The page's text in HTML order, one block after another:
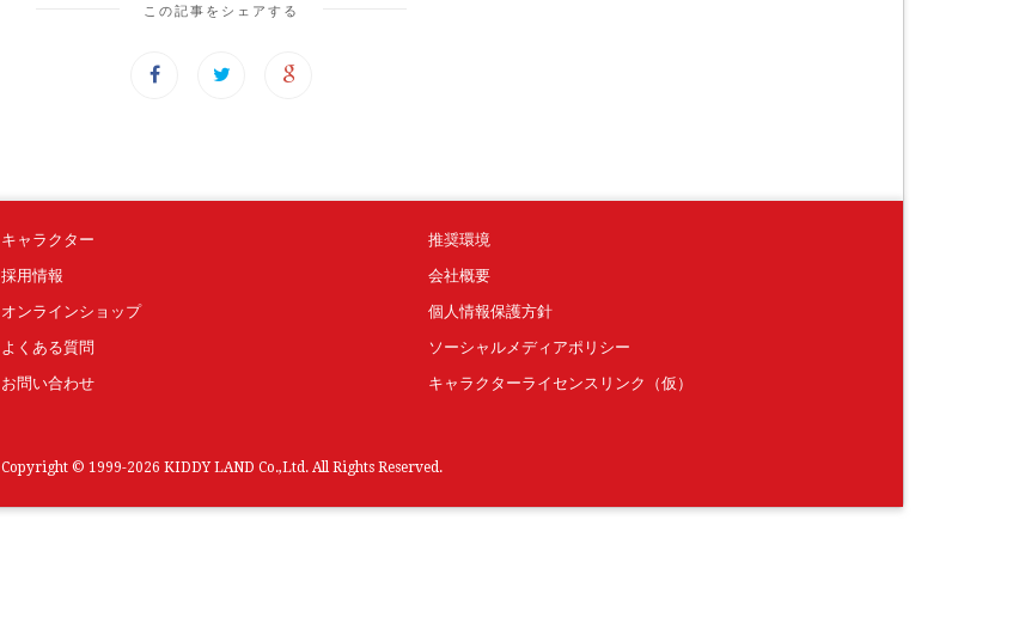
この記事をシェアする
キャラクター
採用情報
オンラインショップ
よくある質問
お問い合わせ
推奨環境
会社概要
個人情報保護方針
ソーシャルメディアポリシー
キャラクターライセンスリンク（仮）
Copyright © 1999-2026 KIDDY LAND Co.,Ltd. All Rights Reserved.